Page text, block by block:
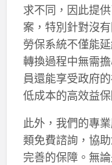
求不同，因此提
案，特別針對沒
勞保系統不僅能
轉換過程中無需
員還能享受政府
低成本的高效益
此外，我們的專
類免費諮詢，協
完善的保障。無